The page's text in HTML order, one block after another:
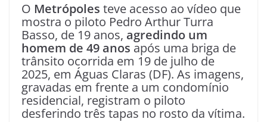
O Metrópoles teve acesso ao vídeo que
mostra o piloto Pedro Arthur Turra
Basso, de 19 anos, agredindo um
homem de 49 anos após uma briga de
trânsito ocorrida em 19 de julho de
2025, em Águas Claras (DF). As imagens,
gravadas em frente a um condomínio
residencial, registram o piloto
desferindo três tapas no rosto da vítima.